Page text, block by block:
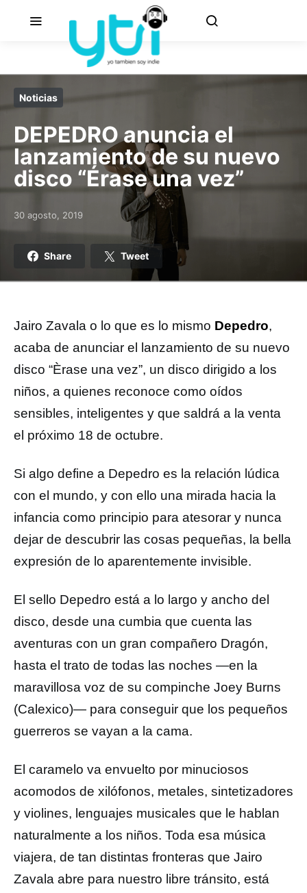
Noticias
DEPEDRO anuncia el
lanzamiento de su nuevo
disco “Érase una vez”
Posted on
30 agosto, 2019
Share Tweet
Jairo Zavala o lo que es lo mismo Depedro,
acaba de anunciar el lanzamiento de su nuevo
disco “Èrase una vez”, un disco dirigido a los
niños, a quienes reconoce como oídos
sensibles, inteligentes y que saldrá a la venta
el próximo 18 de octubre.
Si algo define a Depedro es la relación lúdica
con el mundo, y con ello una mirada hacia la
infancia como principio para atesorar y nunca
dejar de descubrir las cosas pequeñas, la bella
expresión de lo aparentemente invisible.
El sello Depedro está a lo largo y ancho del
disco, desde una cumbia que cuenta las
aventuras con un gran compañero Dragón,
hasta el trato de todas las noches —en la
maravillosa voz de su compinche Joey Burns
(Calexico)— para conseguir que los pequeños
guerreros se vayan a la cama.
El caramelo va envuelto por minuciosos
acomodos de xilófonos, metales, sintetizadores
y violines, lenguajes musicales que le hablan
naturalmente a los niños. Toda esa música
viajera, de tan distintas fronteras que Jairo
Zavala abre para nuestro libre tránsito, está